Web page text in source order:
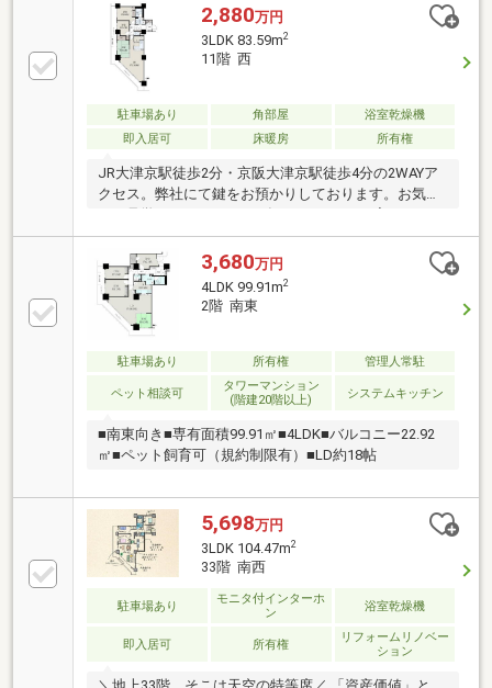
かりしております。お気軽にご見学ください。■JR大
津京駅 徒歩2分■京阪大津京駅 徒歩約4分■25階部
分・眺望良好■陽当り良好■納戸・ウォークインクロー
ゼット■ペット飼育可能(規約の制限有)■オートロッ
ク・宅配ロッカー■給湯器交換(2023年1月)■充実の周
辺環境 ファミリーマート大津京駅前店約40ｍ／セ
ブンイレブン大津京駅前店約110ｍ／バロー茶が崎店
2,880万円
3LDK 83.59m2
11階 西
駐車場あり 角部屋
浴室乾燥機
即入居可
床暖房 所有権
JR大津京駅徒歩2分・京阪大津京駅徒歩4分の2WAYア
クセス。弊社にて鍵をお預かりしております。お気軽
ムキッチン入替 (ガラストップコンロ、食洗機、浄水
器一体型水栓)/トイレ入替(ウォシュレット一体型トイ
レ)/ユニットバス入替(電気式浴室暖房乾燥機)/洗面化
粧台入替/ 壁・天井クロス貼替/玄関(長尺シート貼
替)/建具新調/遮音フローリング貼替/幅木貼替 取付/
畳新調、襖貼替/洗濯水栓・パン交換/分電盤交換 コ
ンセント・スイッチ、給気口交換/LEDダウンライト交
換/各居室照明器具設置/ハウスクリーニング
3,680万円
4LDK 99.91m2
2階 南東
駐車場あり 所有権 管理人常駐
ペット相談可
タワーマンション
(階建20階以上)
システムキッチン
■南東向き■専有面積99.91㎡■4LDK■バルコニー22.92
㎡■ペット飼育可（規約制限有）■LD約18帖
5,698万円
3LDK 104.47m2
33階 南西
駐車場あり
モニタ付インターホ
ン
浴室乾燥機
即入居可 所有権
リフォームリノベー
ション